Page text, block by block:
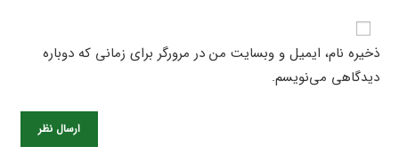
ذخیره نام، ایمیل و وبسایت من در مرورگر برای زمانی که دوباره
دیدگاهی می‌نویسم.